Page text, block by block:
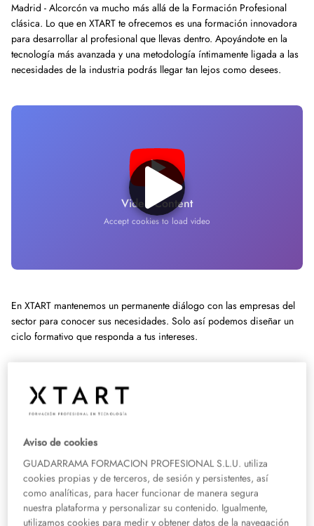
Madrid - Alcorcón va mucho más allá de la Formación Profesional
clásica. Lo que en XTART te ofrecemos es una formación innovadora
para desarrollar al profesional que llevas dentro. Apoyándote en la
tecnología más avanzada y una metodología íntimamente ligada a las
necesidades de la industria podrás llegar tan lejos como desees.
Video Content
Accept cookies to load video
En XTART mantenemos un permanente diálogo con las empresas del
sector para conocer sus necesidades. Solo así podemos diseñar un
ciclo formativo que responda a tus intereses.
cuando recojas tu título, abraces un futuro lleno de posibilidades
laborales.
Estudiar Desarrollo de Aplicaciones
Web más el curso de Especialista en
Ciberseguridad con XTART y Accenture
te garantiza la llave al empleo
Tú pones el talento y nosotros lo haremos posible, acompañándote en
Aviso de cookies
GUADARRAMA FORMACION PROFESIONAL S.L.U. utiliza
cookies propias y de terceros, de sesión y persistentes, así
como analíticas, para hacer funcionar de manera segura
nuestra plataforma y personalizar su contenido. Igualmente,
utilizamos cookies para medir y obtener datos de la navegación